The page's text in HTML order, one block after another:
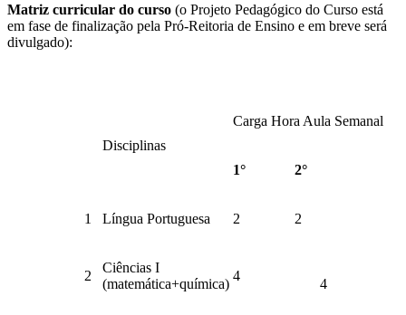
Matriz curricular do curso (o Projeto Pedagógico do Curso está
em fase de finalização pela Pró-Reitoria de Ensino e em breve será
divulgado):
Disciplinas
Carga Hora Aula Semanal
1° 2°
1 Língua Portuguesa 2 2
2
Ciências I
(matemática+química)
4
4